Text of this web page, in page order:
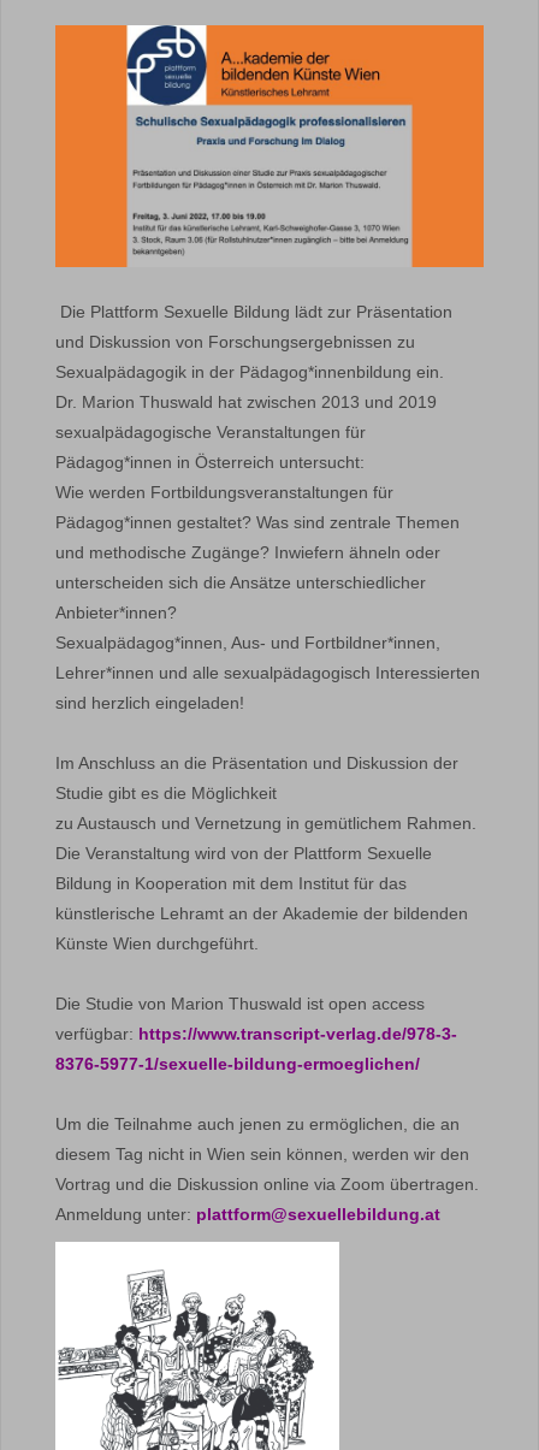
Die Plattform Sexuelle Bildung lädt zur Präsentation
und Diskussion von Forschungsergebnissen zu
Sexualpädagogik in der Pädagog*innenbildung ein.
Dr. Marion Thuswald hat zwischen 2013 und 2019
sexualpädagogische Veranstaltungen für
Pädagog*innen in Österreich untersucht:
Wie werden Fortbildungsveranstaltungen für
Pädagog*innen gestaltet? Was sind zentrale Themen
und methodische Zugänge? Inwiefern ähneln oder
unterscheiden sich die Ansätze unterschiedlicher
Anbieter*innen?
Sexualpädagog*innen, Aus- und Fortbildner*innen,
Lehrer*innen und alle sexualpädagogisch Interessierten
sind herzlich eingeladen!
Im Anschluss an die Präsentation und Diskussion der
Studie gibt es die Möglichkeit
zu Austausch und Vernetzung in gemütlichem Rahmen.
Die Veranstaltung wird von der Plattform Sexuelle
Bildung in Kooperation mit dem Institut für das
künstlerische Lehramt an der Akademie der bildenden
Künste Wien durchgeführt.
Die Studie von Marion Thuswald ist open access
verfügbar: https://www.transcript-verlag.de/978-3-
8376-5977-1/sexuelle-bildung-ermoeglichen/
Um die Teilnahme auch jenen zu ermöglichen, die an
diesem Tag nicht in Wien sein können, werden wir den
Vortrag und die Diskussion online via Zoom übertragen.
Anmeldung unter: plattform@sexuellebildung.at